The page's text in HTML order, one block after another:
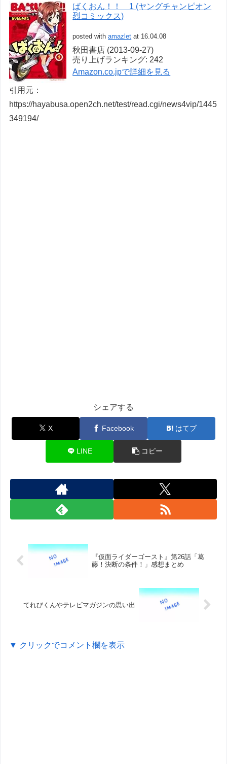
ばくおん！！ 1 (ヤングチャンピオン
烈コミックス)
posted withamazlet at 16.04.08
秋田書店 (2013-09-27)
売り上げランキング: 242
Amazon.co.jpで詳細を見る
引用元：
https://hayabusa.open2ch.net/test/read.cgi/news4vip/1445
349194/
シェアする
X Facebook はてブ
LINE コピー
『仮面ライダーゴースト』第26話「葛
藤！決断の条件！」感想まとめ
てれびくんやテレビマガジンの思い出
▼ クリックでコメント欄を表示